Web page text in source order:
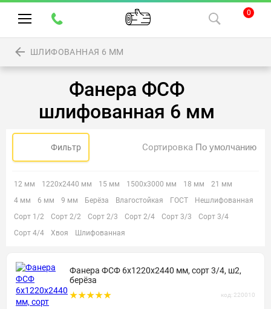
0
ШЛИФОВАННАЯ 6 ММ
Фанера ФСФ
шлифованная 6 мм
Фильтр Сортировка
12 мм 1220х2440 мм 15 мм 1500х3000 мм 18 мм
21 мм
4 мм
6 мм 9 мм Берёза Влагостойкая ГОСТ
Нешлифованная
Сорт 1/2
Сорт 2/2 Сорт 2/3 Сорт 2/4 Сорт 3/3
Сорт 3/4
Сорт 4/4
Хвоя Шлифованная
Фанера ФСФ 6х1220х2440 мм, сорт 3/4, ш2,
берёза
код: 220010